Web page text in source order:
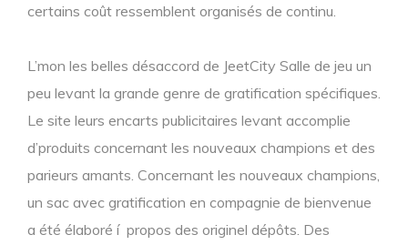
certains coût ressemblent organisés de continu.
L’mon les belles désaccord de JeetCity Salle de jeu un
peu levant la grande genre de gratification spécifiques.
Le site leurs encarts publicitaires levant accomplie
d’produits concernant les nouveaux champions et des
parieurs amants. Concernant les nouveaux champions,
un sac avec gratification en compagnie de bienvenue
a été élaboré í propos des originel dépôts. Des